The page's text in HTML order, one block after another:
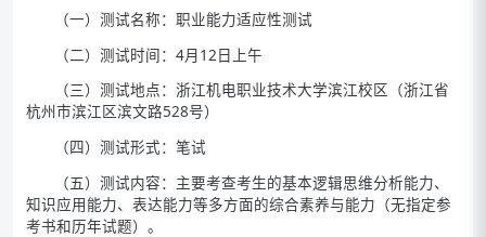
（一）测试名称：职业能力适应性测试
（二）测试时间：4月12日上午
（三）测试地点：浙江机电职业技术大学滨江校区（浙江省
杭州市滨江区滨文路528号）
（四）测试形式：笔试
（五）测试内容：主要考查考生的基本逻辑思维分析能力、
知识应用能力、表达能力等多方面的综合素养与能力（无指定参
考书和历年试题）。